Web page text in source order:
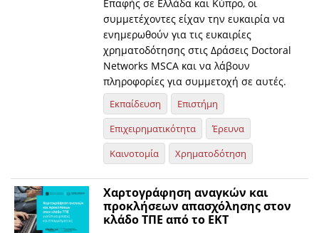
Επαφής σε Ελλάδα και Κύπρο, οι
συμμετέχοντες είχαν την ευκαιρία να
ενημερωθούν για τις ευκαιρίες
χρηματοδότησης στις Δράσεις Doctoral
Networks MSCA και να λάβουν
πληροφορίες για συμμετοχή σε αυτές.
Εκπαίδευση
Επιστήμη
Επιχειρηματικότητα
Έρευνα
Καινοτομία
Χρηματοδότηση
Χαρτογράφηση αναγκών και
προκλήσεων απασχόλησης στον
κλάδο ΤΠΕ από το ΕΚΤ